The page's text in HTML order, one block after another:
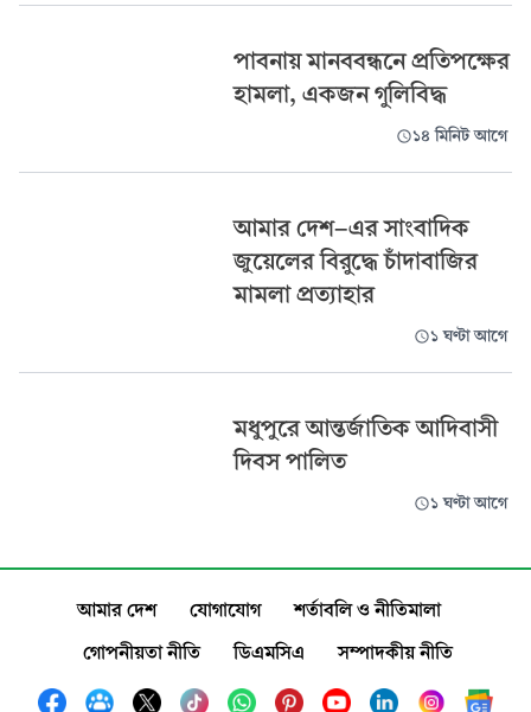
পাবনায় মানববন্ধনে প্রতিপক্ষের
হামলা, একজন গুলিবিদ্ধ
১৪ মিনিট আগে
আমার দেশ-এর সাংবাদিক
জুয়েলের বিরুদ্ধে চাঁদাবাজির
মামলা প্রত্যাহার
১ ঘণ্টা আগে
মধুপুরে আন্তর্জাতিক আদিবাসী
দিবস পালিত
১ ঘণ্টা আগে
আমার দেশ যোগাযোগ
শর্তাবলি ও নীতিমালা
গোপনীয়তা নীতি
ডিএমসিএ সম্পাদকীয় নীতি